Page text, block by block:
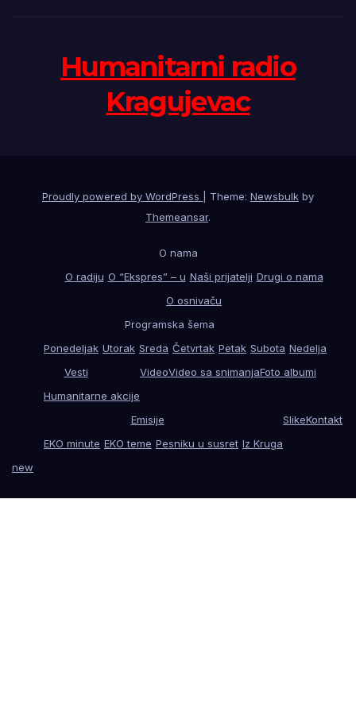
Humanitarni radio
Kragujevac
Proudly powered by WordPress Theme: Newsbulk by
Themeansar.
O nama
O radiju O “Ekspres” – u Naši prijatelji Drugi o nama
O osnivaču
Programska šema
Ponedeljak Utorak Sreda Četvrtak Petak Subota Nedelja
Vesti
Humanitarne akcije
VideoVideo sa snimanjaFoto albumi
Emisije
EKO minute EKO teme Pesniku u susret Iz Kruga
SlikeKontakt
new